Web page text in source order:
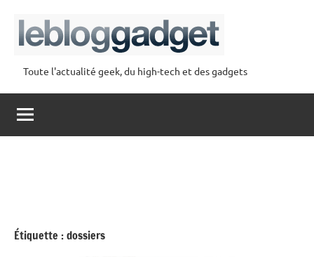
contenu
lebloggadget
Toute l'actualité geek, du high-tech et des gadgets
Étiquette :dossiers